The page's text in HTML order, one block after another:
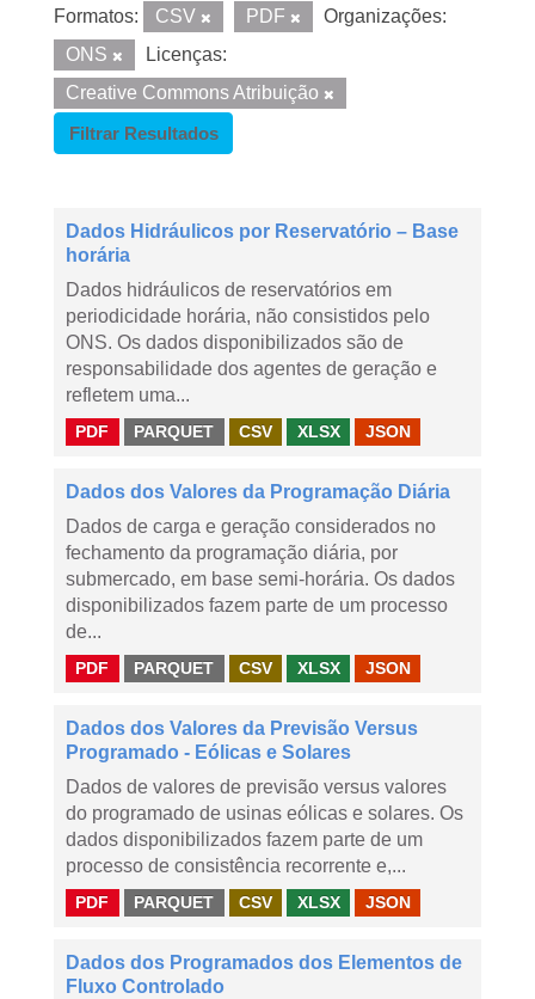
Formatos: CSV PDF
Organizações:
ONS
Licenças:
Creative Commons Atribuição
Filtrar Resultados
Dados Hidráulicos por Reservatório – Base
horária
Dados hidráulicos de reservatórios em
periodicidade horária, não consistidos pelo
ONS. Os dados disponibilizados são de
responsabilidade dos agentes de geração e
refletem uma...
PDF PARQUET CSV XLSX JSON
Dados dos Valores da Programação Diária
Dados de carga e geração considerados no
fechamento da programação diária, por
submercado, em base semi-horária. Os dados
disponibilizados fazem parte de um processo
de...
PDF PARQUET CSV XLSX JSON
Dados dos Valores da Previsão Versus
Programado - Eólicas e Solares
Dados de valores de previsão versus valores
do programado de usinas eólicas e solares. Os
dados disponibilizados fazem parte de um
processo de consistência recorrente e,...
PDF PARQUET CSV XLSX JSON
Dados dos Programados dos Elementos de
Fluxo Controlado